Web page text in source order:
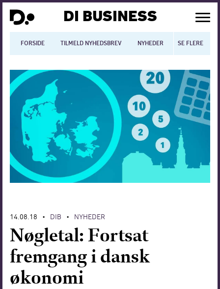
DI BUSINESS
FORSIDE TILMELD NYHEDSBREV NYHEDER BLOGS
SE FLERE
Dansk økonomi
Digitalisering
International økonomi
Arbejdsmiljø
Arbejdsmarkedet
Europapolitik
Forskning
14.08.18 • DIB • NYHEDER
Nøgletal: Fortsat
fremgang i dansk
økonomi